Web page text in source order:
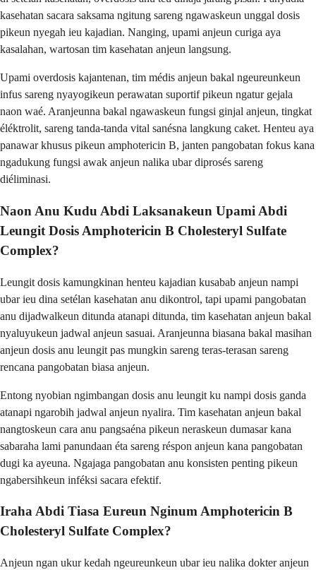
kasehatan sacara saksama ngitung sareng ngawaskeun unggal dosis
pikeun nyegah ieu kajadian. Nanging, upami anjeun curiga aya
kasalahan, wartosan tim kasehatan anjeun langsung.
Upami overdosis kajantenan, tim médis anjeun bakal ngeureunkeun
infus sareng nyayogikeun perawatan suportif pikeun ngatur gejala
naon waé. Aranjeunna bakal ngawaskeun fungsi ginjal anjeun, tingkat
éléktrolit, sareng tanda-tanda vital sanésna langkung caket. Henteu aya
panawar khusus pikeun amphotericin B, janten pangobatan fokus kana
ngadukung fungsi awak anjeun nalika ubar diprosés sareng
diéliminasi.
Naon Anu Kudu Abdi Laksanakeun Upami Abdi
Leungit Dosis Amphotericin B Cholesteryl Sulfate
Complex?
Leungit dosis kamungkinan henteu kajadian kusabab anjeun nampi
ubar ieu dina setélan kasehatan anu dikontrol, tapi upami pangobatan
anu dijadwalkeun ditunda atanapi ditunda, tim kasehatan anjeun bakal
nyaluyukeun jadwal anjeun sasuai. Aranjeunna biasana bakal masihan
anjeun dosis anu leungit pas mungkin sareng teras-terasan sareng
rencana pangobatan biasa anjeun.
Entong nyobian ngimbangan dosis anu leungit ku nampi dosis ganda
atanapi ngarobih jadwal anjeun nyalira. Tim kasehatan anjeun bakal
nangtoskeun cara anu pangsaéna pikeun neraskeun dumasar kana
sabaraha lami panundaan éta sareng réspon anjeun kana pangobatan
dugi ka ayeuna. Ngajaga pangobatan anu konsisten penting pikeun
ngabersihkeun inféksi sacara efektif.
Iraha Abdi Tiasa Eureun Nginum Amphotericin B
Cholesteryl Sulfate Complex?
Anjeun ngan ukur kedah ngeureunkeun ubar ieu nalika dokter anjeun